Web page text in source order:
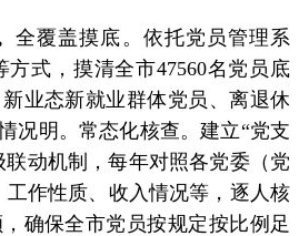
全覆盖摸底。依托党员管理系
式，摸清全市47560名党员底
业态新就业群体党员、离退休
况明。常态化核查。建立“党支
动机制，每年对照各党委（党
作性质、收入情况等，逐人核
确保全市党员按规定按比例足